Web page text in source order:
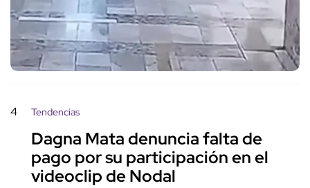
4 Tendencias
Dagna Mata denuncia falta de
pago por su participación en el
videoclip de Nodal